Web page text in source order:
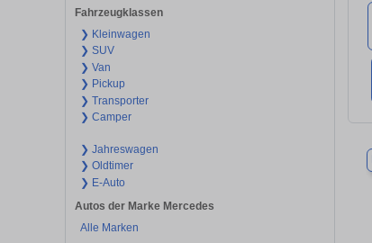
Fahrzeugklassen
❯ Kleinwagen
❯ SUV
❯ Van
❯ Pickup
❯ Transporter
❯ Camper
❯ Jahreswagen
❯ Oldtimer
❯ E-Auto
Autos der Marke Mercedes
Alle Marken